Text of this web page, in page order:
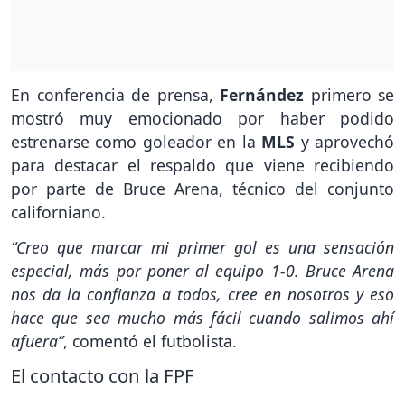
En conferencia de prensa, Fernández primero se
mostró muy emocionado por haber podido
estrenarse como goleador en la MLS y aprovechó
para destacar el respaldo que viene recibiendo
por parte de Bruce Arena, técnico del conjunto
californiano.
“Creo que marcar mi primer gol es una sensación
especial, más por poner al equipo 1-0. Bruce Arena
nos da la confianza a todos, cree en nosotros y eso
hace que sea mucho más fácil cuando salimos ahí
afuera”, comentó el futbolista.
El contacto con la FPF